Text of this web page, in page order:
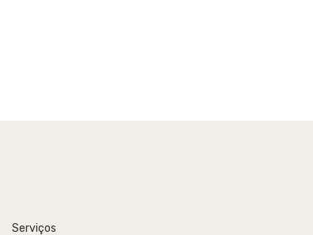
Serviços